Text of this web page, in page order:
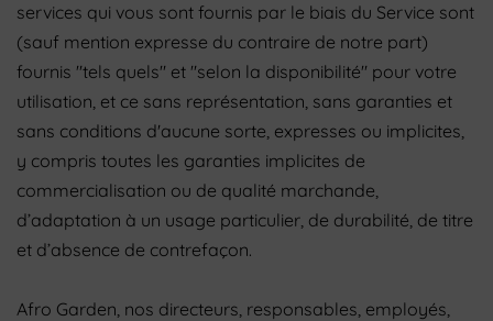
services qui vous sont fournis par le biais du Service sont
(sauf mention expresse du contraire de notre part)
fournis "tels quels" et "selon la disponibilité" pour votre
utilisation, et ce sans représentation, sans garanties et
sans conditions d'aucune sorte, expresses ou implicites,
y compris toutes les garanties implicites de
commercialisation ou de qualité marchande,
d’adaptation à un usage particulier, de durabilité, de titre
et d’absence de contrefaçon.
Afro Garden, nos directeurs, responsables, employés,